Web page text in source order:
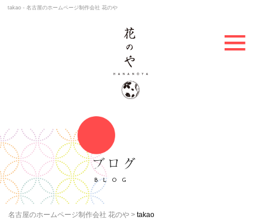
takao - 名古屋のホームページ制作会社 花のや
ブログ
BLOG
名古屋のホームページ制作会社 花のや takao